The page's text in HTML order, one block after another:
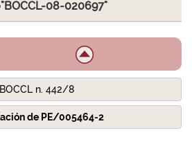
08-020697"
BOCCL n. 442/8
de PE/005464-2